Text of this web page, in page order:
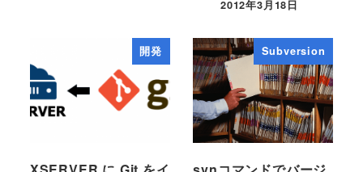
2012年3月18日
開発 Subversion